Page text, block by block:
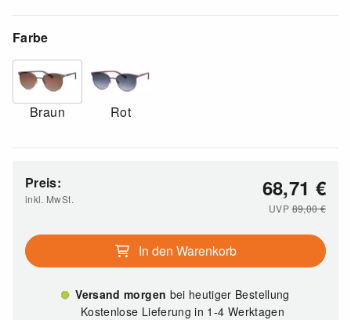
Farbe
Braun Rot
Preis:
inkl. MwSt. 68,71 €
UVP89,00€
In den Warenkorb
Versand morgen bei heutiger Bestellung
Kostenlose Lieferung in 1-4 Werktagen